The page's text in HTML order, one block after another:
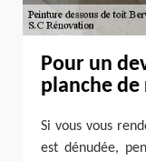
Pour un
planche de
Si vous vous
est dénudée,